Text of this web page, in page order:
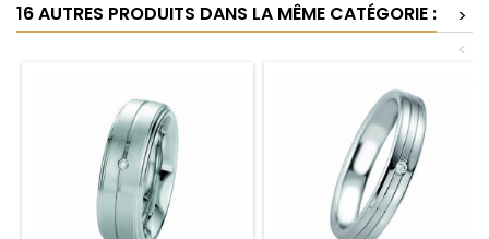
16 AUTRES PRODUITS DANS LA MÊME CATÉGORIE :
>
<